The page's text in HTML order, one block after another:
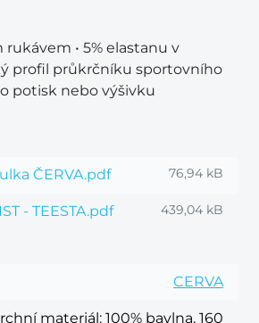
rukávem • 5% elastanu v
profil průkrčníku sportovního
potisk nebo výšivku
ČERVA.pdf 76,94 kB
- TEESTA.pdf 439,04 kB
CERVA
materiál: 100% bavlna, 160